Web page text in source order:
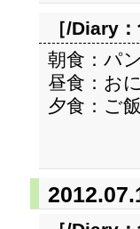
［/Diary：
朝食：パ
昼食：お
夕食：ご